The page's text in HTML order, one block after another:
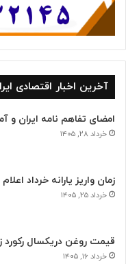
آخرین اخبار اقتصادی
امضای تفاهم نامه ایران و
خرداد ۲۸, ۱۴۰۵
زمان واریز یارانه خرداد
خرداد ۲۵, ۱۴۰۵
قیمت روغن دریکسال رکورد
خرداد ۱۶, ۱۴۰۵